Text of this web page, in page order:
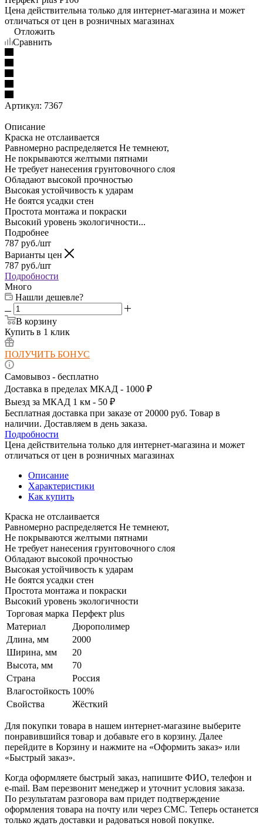
Цена действительна только для интернет-магазина и может
отличаться от цен в розничных магазинах
Отложить
Сравнить
Артикул: 7367
Описание
Краска не отслаивается
Равномерно распределяется Не темнеют,
Не покрываются желтыми пятнами
Не требует нанесения грунтовочного слоя
Обладают высокой прочностью
Высокая устойчивость к ударам
Не боятся усадки стен
Простота монтажа и покраски
Высокий уровень экологичности...
Подробнее
787 руб./шт
Варианты цен
787 руб./шт
Подробности
Много
Нашли дешевле?
В корзину
Купить в 1 клик
ПОЛУЧИТЬ БОНУС
Самовывоз - бесплатно
Доставка в пределах МКАД - 1000 ₽
Выезд за МКАД 1 км - 50 ₽
Бесплатная доставка при заказе от 20000 руб. Товар в
наличии. Доставляем в день заказа.
Подробности
Цена действительна только для интернет-магазина и может
отличаться от цен в розничных магазинах
Описание
Характеристики
Как купить
Краска не отслаивается
Равномерно распределяется Не темнеют,
Не покрываются желтыми пятнами
Не требует нанесения грунтовочного слоя
Обладают высокой прочностью
Высокая устойчивость к ударам
Не боятся усадки стен
Простота монтажа и покраски
Высокий уровень экологичности
Торговая марка Перфект plus
Материал
Дюрополимер
Длина, мм
2000
Ширина, мм
20
Высота, мм
70
Страна
Россия
Влагостойкость 100%
Свойства
Жёсткий
Для покупки товара в нашем интернет-магазине выберите
понравившийся товар и добавьте его в корзину. Далее
перейдите в Корзину и нажмите на «Оформить заказ» или
«Быстрый заказ».
Когда оформляете быстрый заказ, напишите ФИО, телефон и
e-mail. Вам перезвонит менеджер и уточнит условия заказа.
По результатам разговора вам придет подтверждение
оформления товара на почту или через СМС. Теперь останется
только ждать доставки и радоваться новой покупке.